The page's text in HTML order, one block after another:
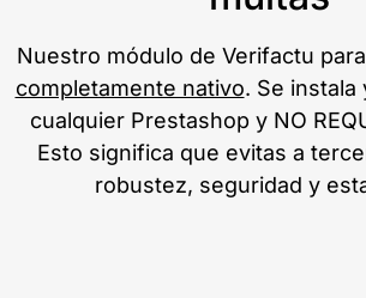
Nuestro módulo de Verifactu
completamente nativo. Se instala
cualquier Prestashop y NO
Esto significa que evitas a
robustez, seguridad y